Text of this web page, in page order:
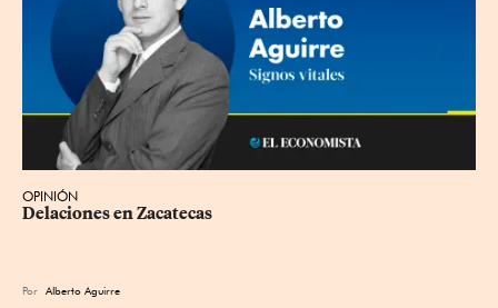
OPINIÓN
Delaciones en Zacatecas
Por Alberto Aguirre